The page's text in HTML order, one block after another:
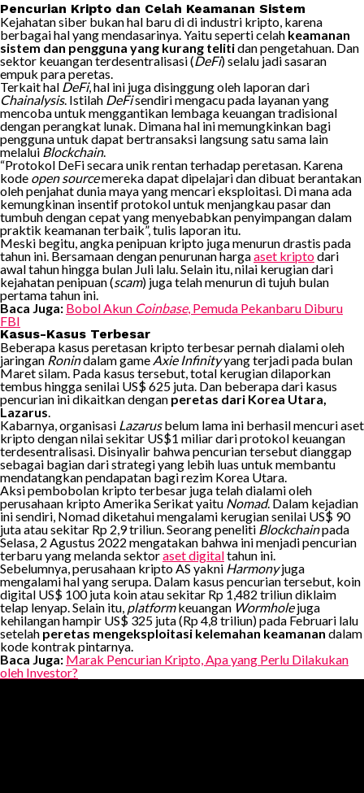
Pencurian Kripto dan Celah Keamanan Sistem
Kejahatan siber bukan hal baru di di industri kripto, karena
berbagai hal yang mendasarinya. Yaitu seperti celah keamanan
sistem dan pengguna yang kurang telitidan pengetahuan. Dan
sektor keuangan terdesentralisasi (DeFi) selalu jadi sasaran
empuk para peretas.
Terkait hal DeFi, hal ini juga disinggung oleh laporan dari
Chainalysis. Istilah DeFisendiri mengacu pada layanan yang
mencoba untuk menggantikan lembaga keuangan tradisional
dengan perangkat lunak. Dimana hal ini memungkinkan bagi
pengguna untuk dapat bertransaksi langsung satu sama lain
melalui Blockchain.
“Protokol DeFi secara unik rentan terhadap peretasan. Karena
kode open sourcemereka dapat dipelajari dan dibuat berantakan
oleh penjahat dunia maya yang mencari eksploitasi. Di mana ada
kemungkinan insentif protokol untuk menjangkau pasar dan
tumbuh dengan cepat yang menyebabkan penyimpangan dalam
praktik keamanan terbaik”, tulis laporan itu.
Meski begitu, angka penipuan kripto juga menurun drastis pada
tahun ini. Bersamaan dengan penurunan hargaaset kriptodari
awal tahun hingga bulan Juli lalu. Selain itu, nilai kerugian dari
kejahatan penipuan (scam) juga telah menurun di tujuh bulan
pertama tahun ini.
Baca Juga: Bobol Akun Coinbase, Pemuda Pekanbaru Diburu
FBI
Kasus-Kasus Terbesar
Beberapa kasus peretasan kripto terbesar pernah dialami oleh
jaringan Ronindalam game Axie Infinityyang terjadi pada bulan
Maret silam. Pada kasus tersebut, total kerugian dilaporkan
tembus hingga senilai US$ 625 juta. Dan beberapa dari kasus
pencurian ini dikaitkan dengan peretas dari Korea Utara,
Lazarus.
Kabarnya, organisasi Lazarusbelum lama ini berhasil mencuri aset
kripto dengan nilai sekitar US$1 miliar dari protokol keuangan
terdesentralisasi. Disinyalir bahwa pencurian tersebut dianggap
sebagai bagian dari strategi yang lebih luas untuk membantu
mendatangkan pendapatan bagi rezim Korea Utara.
Aksi pembobolan kripto terbesar juga telah dialami oleh
perusahaan kripto Amerika Serikat yaitu Nomad. Dalam kejadian
ini sendiri, Nomad diketahui mengalami kerugian senilai US$ 90
juta atau sekitar Rp 2,9 triliun. Seorang peneliti Blockchainpada
Selasa, 2 Agustus 2022 mengatakan bahwa ini menjadi pencurian
terbaru yang melanda sektoraset digitaltahun ini.
Sebelumnya, perusahaan kripto AS yakni Harmonyjuga
mengalami hal yang serupa. Dalam kasus pencurian tersebut, koin
digital US$ 100 juta koin atau sekitar Rp 1,482 triliun diklaim
telap lenyap. Selain itu, platformkeuangan Wormholejuga
kehilangan hampir US$ 325 juta (Rp 4,8 triliun) pada Februari lalu
setelahperetas mengeksploitasi kelemahan keamanan dalam
kode kontrak pintarnya.
Baca Juga: Marak Pencurian Kripto, Apa yang Perlu Dilakukan
oleh Investor?